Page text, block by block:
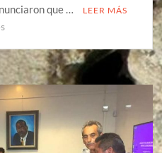
que …
LEER MÁS